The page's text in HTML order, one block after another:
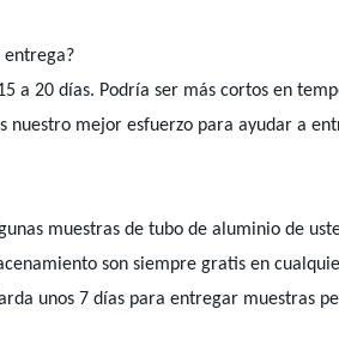
entrega?
a 20 días. Podría ser más cortos en
nuestro mejor esfuerzo para ayudar a
muestras de tubo de aluminio de
son siempre gratis en
unos 7 días para entregar muestras